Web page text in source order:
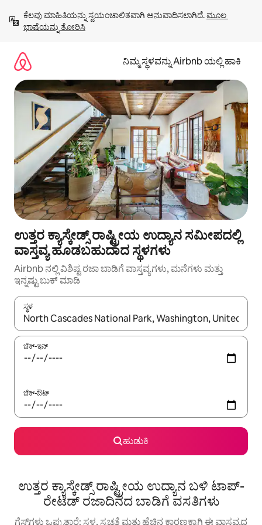
ಹೋಗಿ
ಕೆಲವು ಮಾಹಿತಿಯನ್ನು ಸ್ವಯಂಚಾಲಿತವಾಗಿ ಅನುವಾದಿಸಲಾಗಿದೆ. ಮೂಲ
ಭಾಷೆಯನ್ನು ತೋರಿಸಿ
ನಿಮ್ಮ ಸ್ಥಳವನ್ನು Airbnb ಯಲ್ಲಿ ಹಾಕಿ
ಉತ್ತರ ಕ್ಯಾಸ್ಕೇಡ್ಸ್ ರಾಷ್ಟ್ರೀಯ ಉದ್ಯಾನ ಸಮೀಪದಲ್ಲಿ
ವಾಸ್ತವ್ಯ ಹೂಡಬಹುದಾದ ಸ್ಥಳಗಳು
Airbnb ನಲ್ಲಿ ವಿಶಿಷ್ಟ ರಜಾ ಬಾಡಿಗೆ ವಾಸ್ತವ್ಯಗಳು, ಮನೆಗಳು ಮತ್ತು
ಇನ್ನಷ್ಟು ಬುಕ್ ಮಾಡಿ
ಸ್ಥಳ
ಫಲಿತಾಂಶಗಳು ಲಭ್ಯವಿರುವಾಗ, ಅಪ್ ಮತ್ತು ಡೌನ್ ಬಾಣದ ಕೀಲಿಗಳೊಂದಿಗೆ
ಚೆಕ್-ಇನ್
ಚೆಕ್-ಔಟ್
ಹುಡುಕಿ
ಉತ್ತರ ಕ್ಯಾಸ್ಕೇಡ್ಸ್ ರಾಷ್ಟ್ರೀಯ ಉದ್ಯಾನ ಬಳಿ ಟಾಪ್-
ರೇಟೆಡ್ ರಜಾದಿನದ ಬಾಡಿಗೆ ವಸತಿಗಳು
ಗೆಸ್ಟ್‌ಗಳು ಒಪ್ಪುತ್ತಾರೆ: ಸ್ಥಳ, ಸ್ವಚ್ಛತೆ ಮತ್ತು ಹೆಚ್ಚಿನ ಕಾರಣಕ್ಕಾಗಿ ಈ ವಾಸ್ತವ್ಯದ